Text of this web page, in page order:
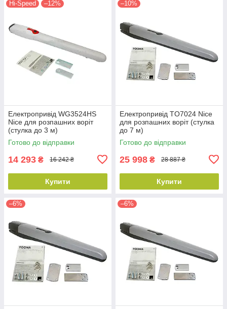
Hi-Speed –12%
Електропривід WG3524HS
Nice для розпашних воріт
(стулка до 3 м)
Готово до відправки
14 293 ₴ 16 242 ₴
Купити
–10%
Електропривід TO7024 Nice
для розпашних воріт (стулка
до 7 м)
Готово до відправки
25 998 ₴ 28 887 ₴
Купити
–6% –6%